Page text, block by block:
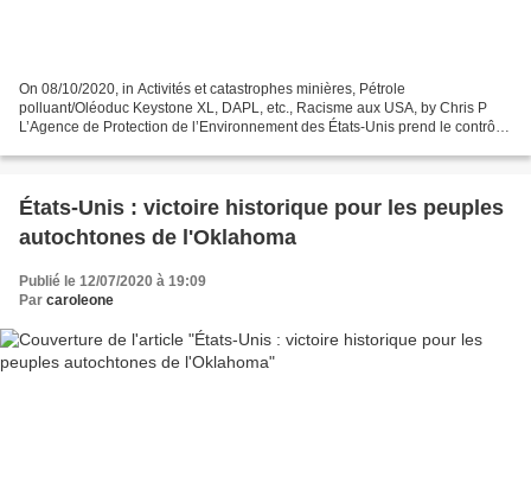
On 08/10/2020, in Activités et catastrophes minières, Pétrole
polluant/Oléoduc Keystone XL, DAPL, etc., Racisme aux USA, by Chris P
L’Agence de Protection de l’Environnement des États-Unis prend le contrôle
États-Unis : victoire historique pour les peuples
autochtones de l'Oklahoma
Publié le 12/07/2020 à 19:09
Par caroleone